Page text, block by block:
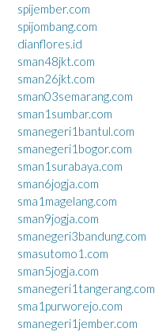
spijember.com
spijombang.com
dianflores.id
sman48jkt.com
sman26jkt.com
sman03semarang.com
sman1sumbar.com
smanegeri1bantul.com
smanegeri1bogor.com
sman1surabaya.com
sman6jogja.com
sma1magelang.com
sman9jogja.com
smanegeri3bandung.com
smasutomo1.com
sman5jogja.com
smanegeri1tangerang.com
sma1purworejo.com
smanegeri1jember.com